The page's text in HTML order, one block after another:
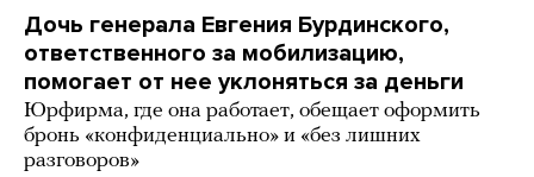
Дочь генерала Евгения Бурдинского,
ответственного за мобилизацию,
помогает от нее уклоняться за деньги
Юрфирма, где она работает, обещает оформить
бронь «конфиденциально» и «без лишних
разговоров»